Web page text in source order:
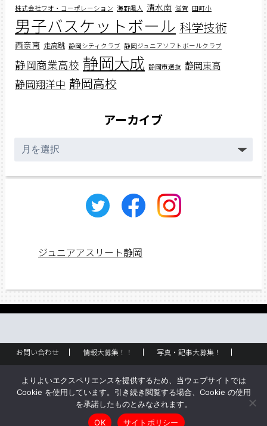
株式会社ワオ・コーポレーション 海野颯人 清水南 滋賀 田町小
男子バスケットボール 科学技術
西奈南 走高跳 静岡シティクラブ 静岡ジュニアソフトボールクラブ
静岡商業高校 静岡大成 静岡市選抜 静岡東高
静岡翔洋中 静岡高校
アーカイブ
ー
ジュニアアスリート静岡
お問い合わせ 情報大募集！！
写真・記事大募集！
企業情報
創刊のご挨拶 サイトポリシー
Copyright © ジュニアアスリート静岡 All rights reserved.
よりよいエクスペリエンスを提供するため、当ウェブサイトでは
Cookie を使用しています。引き続き閲覧する場合、Cookie の使用
を承諾したものとみなされます。
OK
サイトポリシー